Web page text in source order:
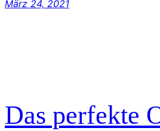
März 24, 2021
Das perfekte